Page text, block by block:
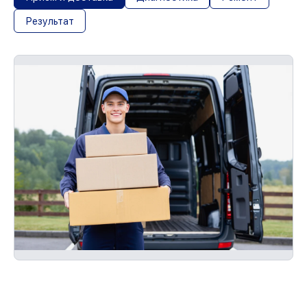
Результат